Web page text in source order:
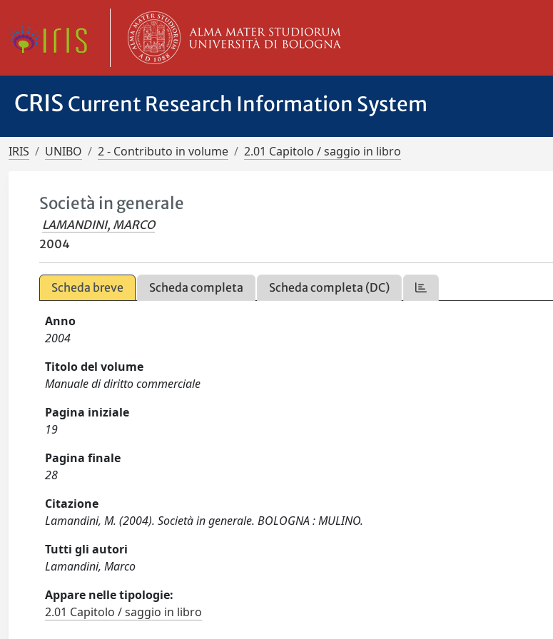
CRIS Current Research Information System
IRIS UNIBO 2 - Contributo in volume 2.01 Capitolo / saggio in libro
Società in generale
LAMANDINI, MARCO
2004
Scheda breve Scheda completa Scheda completa (DC)
Anno
2004
Titolo del volume
Manuale di diritto commerciale
Pagina iniziale
19
Pagina finale
28
Citazione
Lamandini, M. (2004). Società in generale. BOLOGNA : MULINO.
Tutti gli autori
Lamandini, Marco
Appare nelle tipologie:
2.01 Capitolo / saggio in libro